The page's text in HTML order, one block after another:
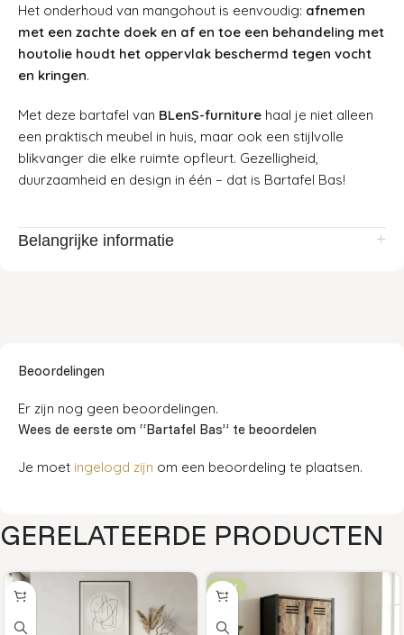
Het onderhoud van mangohout is eenvoudig: afnemen
met een zachte doek en af en toe een behandeling met
houtolie houdt het oppervlak beschermd tegen vocht
en kringen.
Met deze bartafel van BLenS-furniture haal je niet alleen
een praktisch meubel in huis, maar ook een stijlvolle
blikvanger die elke ruimte opfleurt. Gezelligheid,
duurzaamheid en design in één – dat is Bartafel Bas!
Belangrijke informatie
Beoordelingen
Er zijn nog geen beoordelingen.
Wees de eerste om “Bartafel Bas” te beoordelen
Je moet ingelogd zijn om een beoordeling te plaatsen.
GERELATEERDE PRODUCTEN
NEW